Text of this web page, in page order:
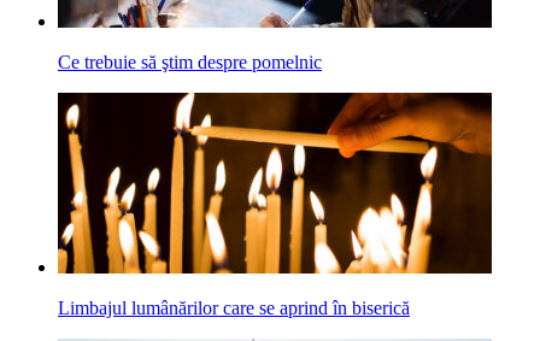
Ce trebuie să ştim despre pomelnic
Limbajul lumânărilor care se aprind în biserică